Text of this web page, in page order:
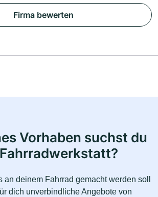
Firma bewerten
Vorhaben suchst du
an deinem Fahrrad gemacht werden soll
dich unverbindliche Angebote von